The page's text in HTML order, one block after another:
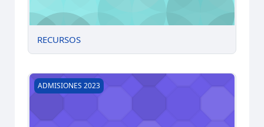
RECURSOS
Grado 11°
ADMISIONES 2023